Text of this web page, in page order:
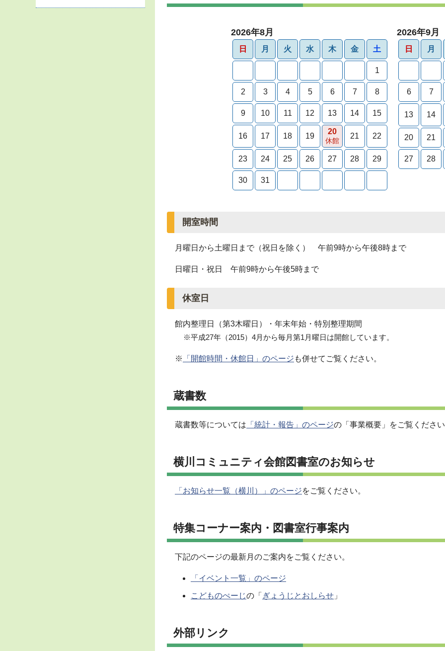
2026年8月
日 月 火 水 木 金 土
1
2 3 4 5 6 7 8
9 10 11 12 13 14 15
16 17 18 19
20
休館
21 22
23 24 25 26 27 28 29
30 31
2026年9月
日 月
6 7
13 14
20 21
27 28
開室時間
月曜日から土曜日まで（祝日を除く） 午前9時から午後8時まで
日曜日・祝日 午前9時から午後5時まで
休室日
館内整理日（第3木曜日）・年末年始・特別整理期間
※平成27年（2015）4月から毎月第1月曜日は開館しています。
※ 「開館時間・休館日」のページ も併せてご覧ください。
蔵書数
蔵書数等については 「統計・報告」のページの「事業概要」をご覧くださ
横川コミュニティ会館図書室のお知らせ
「お知らせ一覧（横川）」のページをご覧ください。
特集コーナー案内・図書室行事案内
下記のページの最新月のご案内をご覧ください。
「イベント一覧」のページ
こどものぺーじの「 ぎょうじとおしらせ 」
外部リンク